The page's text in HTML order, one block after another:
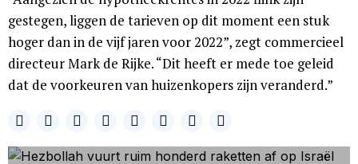
gestegen, liggen de tarieven op dit moment een stuk
hoger dan in de vijf jaren voor 2022”, zegt commercieel
directeur Mark de Rijke. “Dit heeft er mede toe geleid
dat de voorkeuren van huizenkopers zijn veranderd.”